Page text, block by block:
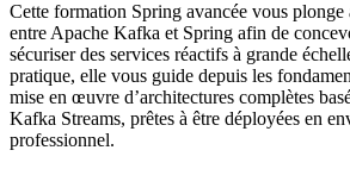
Cette formation Spring avancée vous
entre Apache Kafka et Spring afin de
sécuriser des services réactifs à grande
pratique, elle vous guide depuis les
mise en œuvre d’architectures complètes
Kafka Streams, prêtes à être déployées en
professionnel.